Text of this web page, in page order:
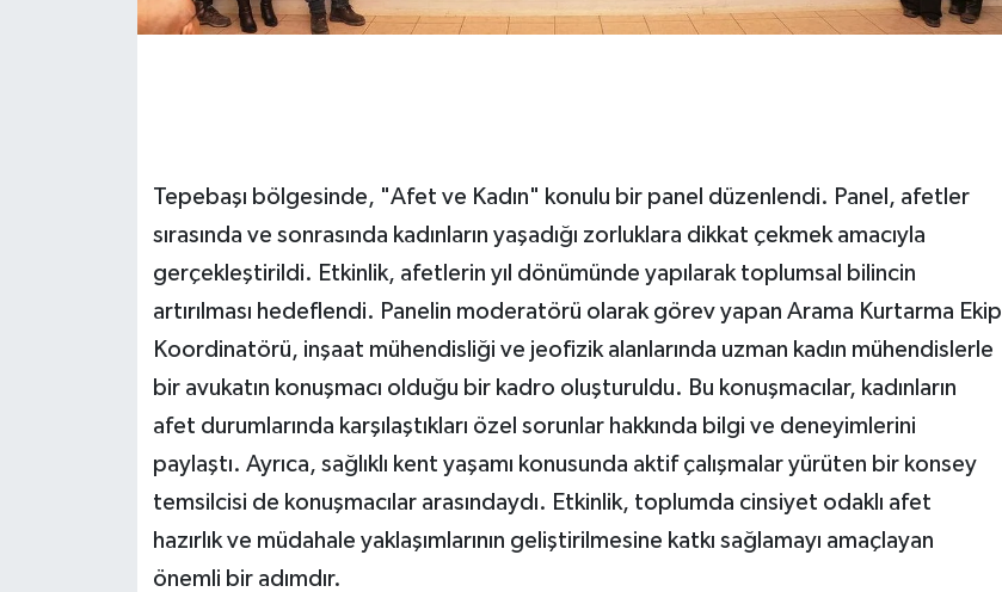
Tepebaşı bölgesinde, "Afet ve Kadın" konulu bir panel düzenlendi. Panel, afetler
sırasında ve sonrasında kadınların yaşadığı zorluklara dikkat çekmek amacıyla
gerçekleştirildi. Etkinlik, afetlerin yıl dönümünde yapılarak toplumsal bilincin
artırılması hedeflendi. Panelin moderatörü olarak görev yapan Arama Kurtarma Ekip
Koordinatörü, inşaat mühendisliği ve jeofizik alanlarında uzman kadın mühendislerle
bir avukatın konuşmacı olduğu bir kadro oluşturuldu. Bu konuşmacılar, kadınların
afet durumlarında karşılaştıkları özel sorunlar hakkında bilgi ve deneyimlerini
paylaştı. Ayrıca, sağlıklı kent yaşamı konusunda aktif çalışmalar yürüten bir konsey
temsilcisi de konuşmacılar arasındaydı. Etkinlik, toplumda cinsiyet odaklı afet
hazırlık ve müdahale yaklaşımlarının geliştirilmesine katkı sağlamayı amaçlayan
önemli bir adımdır.